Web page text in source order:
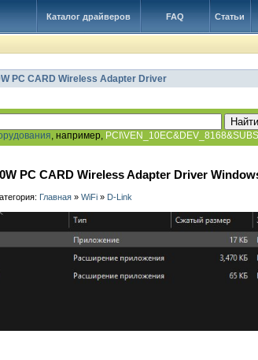
Статьи
FAQ
Каталог драйверов
PC CARD Wireless Adapter Driver
, например,
PC CARD Wireless Adapter Driver
Главная » WiFi » D-Link